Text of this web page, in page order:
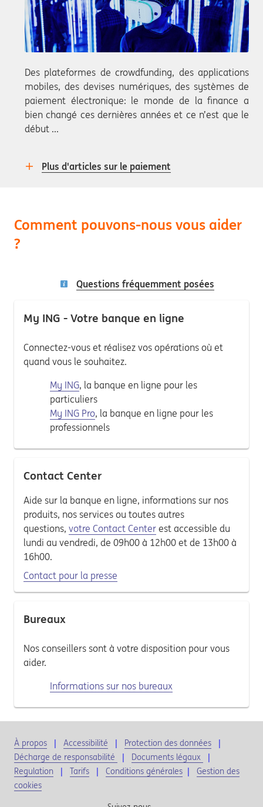
Des plateformes de crowdfunding, des applications
mobiles, des devises numériques, des systèmes de
paiement électronique: le monde de la finance a
bien changé ces dernières années et ce n’est que le
début ...
Plus d'articles sur le paiement
Comment pouvons-nous vous aider
?
Questions fréquemment posées
My ING - Votre banque en ligne
Connectez-vous et réalisez vos opérations où et
quand vous le souhaitez.
My ING, la banque en ligne pour les
particuliers
My ING Pro, la banque en ligne pour les
professionnels
Contact Center
Aide sur la banque en ligne, informations sur nos
produits, nos services ou toutes autres
questions, votre Contact Center est accessible du
lundi au vendredi, de 09h00 à 12h00 et de 13h00 à
16h00.
Contact pour la presse
Bureaux
Nos conseillers sont à votre disposition pour vous
aider.
Informations sur nos bureaux
À propos Accessibilité
Protection des données
Décharge de responsabilité
Documents légaux
Regulation
Tarifs Conditions générales
Gestion des
cookies